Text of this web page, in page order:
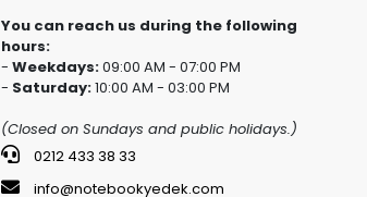
You can reach us during the following
hours:
- Weekdays:09:00 AM - 07:00 PM
- Saturday:10:00 AM - 03:00 PM
(Closed on Sundays and public holidays.)
0212 433 38 33
info@notebookyedek.com